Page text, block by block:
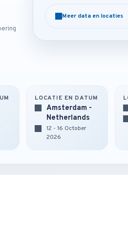
Meer
Meer
LOCATIE EN DATUM
Amsterdam -
Netherlands
12 - 16 October
2026